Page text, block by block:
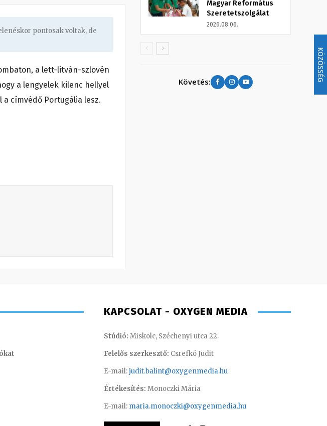
KÖZÖSSÉG
pontosak voltak, de
a lett-litván-szlovén
a lengyelek kilenc hellyel
címvédő Portugália lesz.
Magyar Református
Szeretetszolgálat
2026.08.06.
Követés:
KAPCSOLAT - OXYGEN MEDIA
Stúdió: Miskolc, Széchenyi utca 22.
Felelős szerkesztő: Csrefkó Judit
E-mail:judit.balint@oxygenmedia.hu
Értékesítés: Monoczki Mária
E-mail: maria.monoczki@oxygenmedia.hu